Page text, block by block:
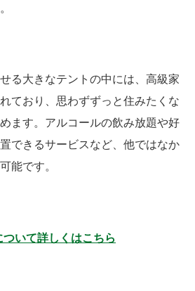
る大きなテントの中には、高級家
ており、思わずずっと住みたくな
ます。アルコールの飲み放題や好
できるサービスなど、他ではなか
能です。
いて詳しくはこちら